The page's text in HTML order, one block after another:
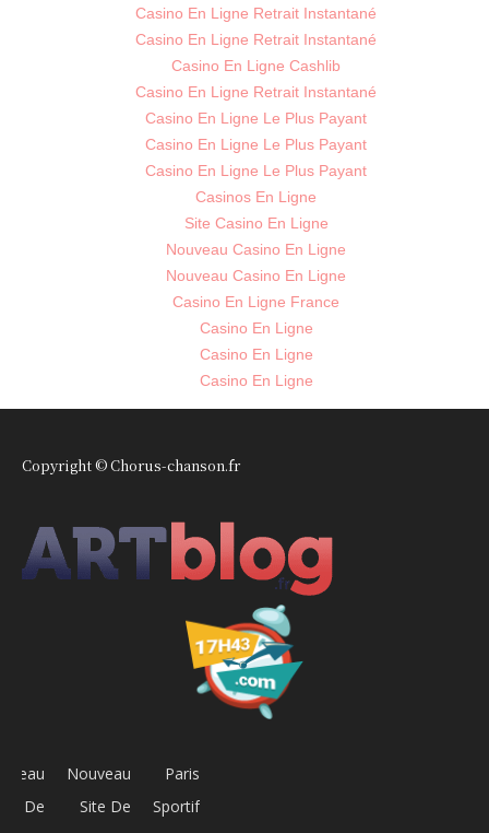
Casino En Ligne Retrait Instantané
Casino En Ligne Retrait Instantané
Casino En Ligne Cashlib
Casino En Ligne Retrait Instantané
Casino En Ligne Le Plus Payant
Casino En Ligne Le Plus Payant
Casino En Ligne Le Plus Payant
Casinos En Ligne
Site Casino En Ligne
Nouveau Casino En Ligne
Nouveau Casino En Ligne
Casino En Ligne France
Casino En Ligne
Casino En Ligne
Casino En Ligne
Copyright © Chorus-chanson.fr
De
Nouveau
Site De
Paris
Sportif